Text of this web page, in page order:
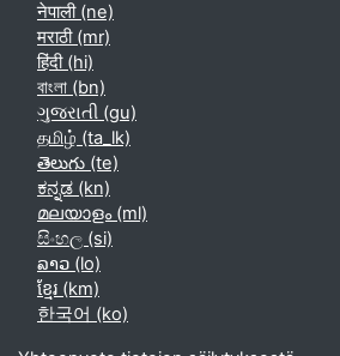
नेपाली ‎(ne)‎
मराठी ‎(mr)‎
हिंदी ‎(hi)‎
বাংলা ‎(bn)‎
ગુજરાતી ‎(gu)‎
தமிழ் ‎(ta_lk)‎
తెలుగు ‎(te)‎
ಕನ್ನಡ ‎(kn)‎
മലയാളം ‎(ml)‎
සිංහල ‎(si)‎
ລາວ ‎(lo)‎
ខ្មែរ ‎(km)‎
한국어 ‎(ko)‎